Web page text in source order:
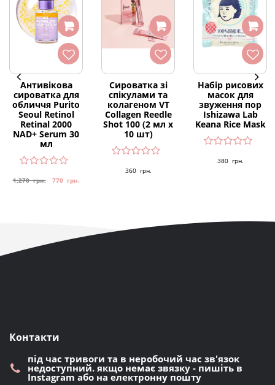
Антивікова
сироватка для
обличчя Purito
Seoul Retinol
Retinal 2000
NAD+ Serum 30
мл
1,270грн. 770 грн.
Сироватка зі
спікулами та
колагеном VT
Collagen Reedle
Shot 100 (2 мл х
10 шт)
360 грн.
Набір рисових
масок для
звуження пор
Ishizawa Lab
Keana Rice Mask
380 грн.
Контакти
під час тривоги та в неробочий час зв'язок
недоступний. якщо немає звязку - пишіть в
Instagram або на електронну пошту